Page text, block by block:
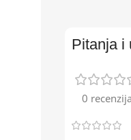
Pitanja i
0 recenzija